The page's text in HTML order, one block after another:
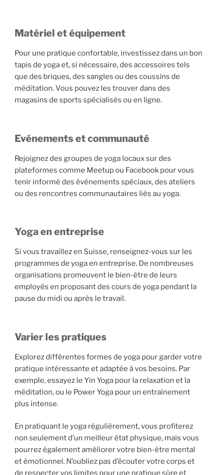
Matériel et équipement
Pour une pratique confortable, investissez dans un bon
tapis de yoga et, si nécessaire, des accessoires tels
que des briques, des sangles ou des coussins de
méditation. Vous pouvez les trouver dans des
magasins de sports spécialisés ou en ligne.
Evénements et communauté
Rejoignez des groupes de yoga locaux sur des
plateformes comme Meetup ou Facebook pour vous
tenir informé des événements spéciaux, des ateliers
ou des rencontres communautaires liés au yoga.
Yoga en entreprise
Si vous travaillez en Suisse, renseignez-vous sur les
programmes de yoga en entreprise. De nombreuses
organisations promeuvent le bien-être de leurs
employés en proposant des cours de yoga pendant la
pause du midi ou après le travail.
Varier les pratiques
Explorez différentes formes de yoga pour garder votre
pratique intéressante et adaptée à vos besoins. Par
exemple, essayez le Yin Yoga pour la relaxation et la
méditation, ou le Power Yoga pour un entraînement
plus intense.
En pratiquant le yoga régulièrement, vous profiterez
non seulement d’un meilleur état physique, mais vous
pourrez également améliorer votre bien-être mental
et émotionnel. N’oubliez pas d’écouter votre corps et
de respecter vos limites pour une pratique sûre et